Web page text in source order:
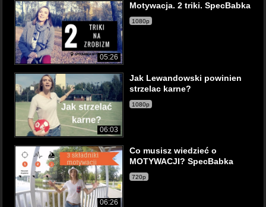
05:26
Motywacja. 2 triki. SpecBabka
1080p
06:03
Jak Lewandowski powinien
strzelac karne?
1080p
06:26
Co musisz wiedzieć o
MOTYWACJI? SpecBabka
720p